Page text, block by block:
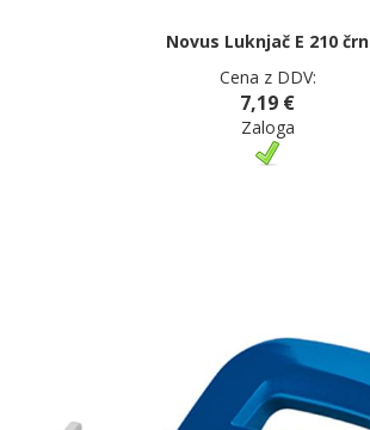
Novus Luknjač E 210 črn
Cena z DDV:
7,19 €
Zaloga